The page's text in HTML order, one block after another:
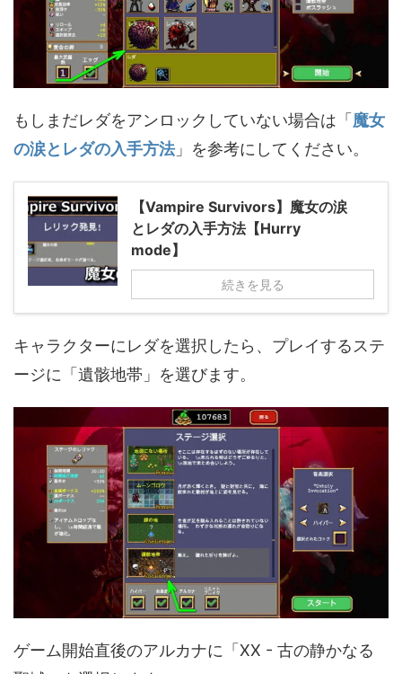
もしまだレダをアンロックしていない場合は「魔女
の涙とレダの入手方法」を参考にしてください。
【Vampire Survivors】魔女の涙
とレダの入手方法【Hurry
mode】
続きを見る
キャラクターにレダを選択したら、プレイするステ
ージに「遺骸地帯」を選びます。
ゲーム開始直後のアルカナに「XX - 古の静かなる